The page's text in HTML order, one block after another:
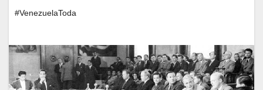
#VenezuelaToda